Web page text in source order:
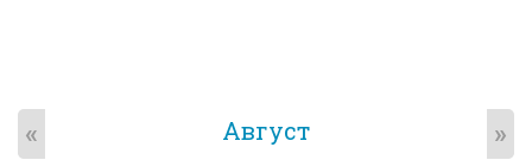
Август
« »